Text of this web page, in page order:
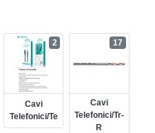
Cavi
Telefonici/te
2
Cavi
Telefonici/tr-
R
17